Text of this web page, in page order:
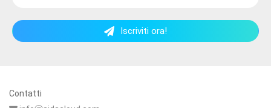
Iscriviti ora!
Contatti